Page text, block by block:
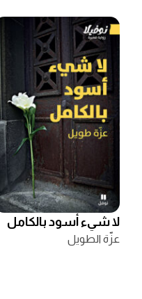
لا شيء أسود بالكامل
عزّة الطويل